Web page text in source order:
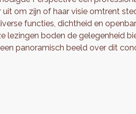
om zijn of haar visie omtrent
functies, dichtheid en
lezingen boden de gelegenheid
panoramisch beeld over dit